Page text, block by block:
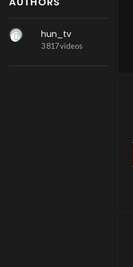
hun_tv
3 817 videos